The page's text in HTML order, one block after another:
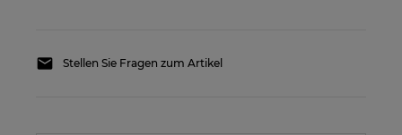
Stellen Sie Fragen zum Artikel